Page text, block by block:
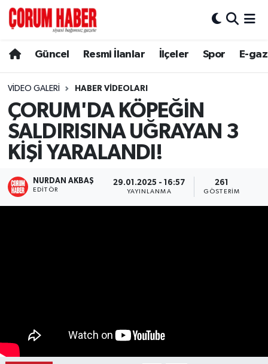
Güncel Resmi İlanlar İlçeler Spor E-
VIDEO GALERI HABER VIDEOLARI
ÇORUM'DA KÖPEĞİN
SALDIRISINA UĞRAYAN 3
KİŞİ YARALANDI!
NURDAN AKBAŞ
EDITÖR
29.01.2025 - 16:57
YAYINLANMA
261
GÖSTERIM
Spor
Resmi İlanlar
Alaca
Hava Durumu
Çorum Namaz Vakitleri
Trafik Durumu